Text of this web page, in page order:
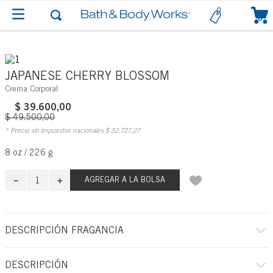
0
JAPANESE CHERRY BLOSSOM
Crema Corporal
$ 39.600,00
$ 49.500,00
* Precio sin impuestos nacionales $ 32. 727, 27
8 oz / 226 g
＋
－ AGREGAR A LA BOLSA
DESCRIPCIÓN FRAGANCIA
A qué huele: la fragancia equivalente a tu vestidito negro: hermoso,
atemporal y querido.
DESCRIPCIÓN